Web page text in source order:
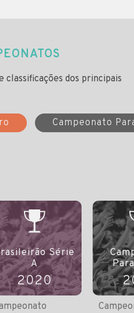
classificações dos principais
Campeonato
Série
A
2020